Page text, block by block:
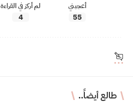
أعجبني
55
لم أركز في القراءة
4
طالع أيضاً..